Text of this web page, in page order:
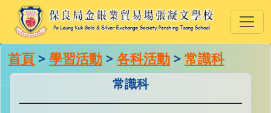
首頁 > 學習活動 > 各科活動 > 常識科
常識科